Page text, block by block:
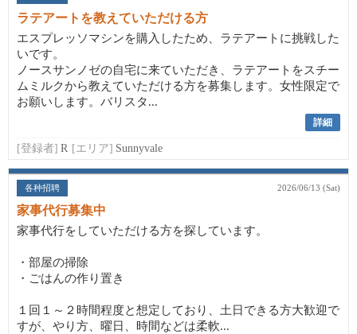
ラテアートを教えていただける方
エスプレッソマシンを購入したため、ラテアートに挑戦した
いです。
ノースサンノゼの自宅に来ていただき、ラテアートをスチー
ムミルクから教えていただける方を募集します。女性限定で
お願いします。バリスタ...
詳細
[登録者] R [エリア] Sunnyvale
各种招聘 2026/06/13 (Sat)
家事代行募集中
家事代行をしていただける方を探しています。
・部屋の掃除
・ごはんの作り置き
１回１～２時間程度と想定しており、土日できる方大歓迎で
すが、やり方、曜日、時間などは柔軟...